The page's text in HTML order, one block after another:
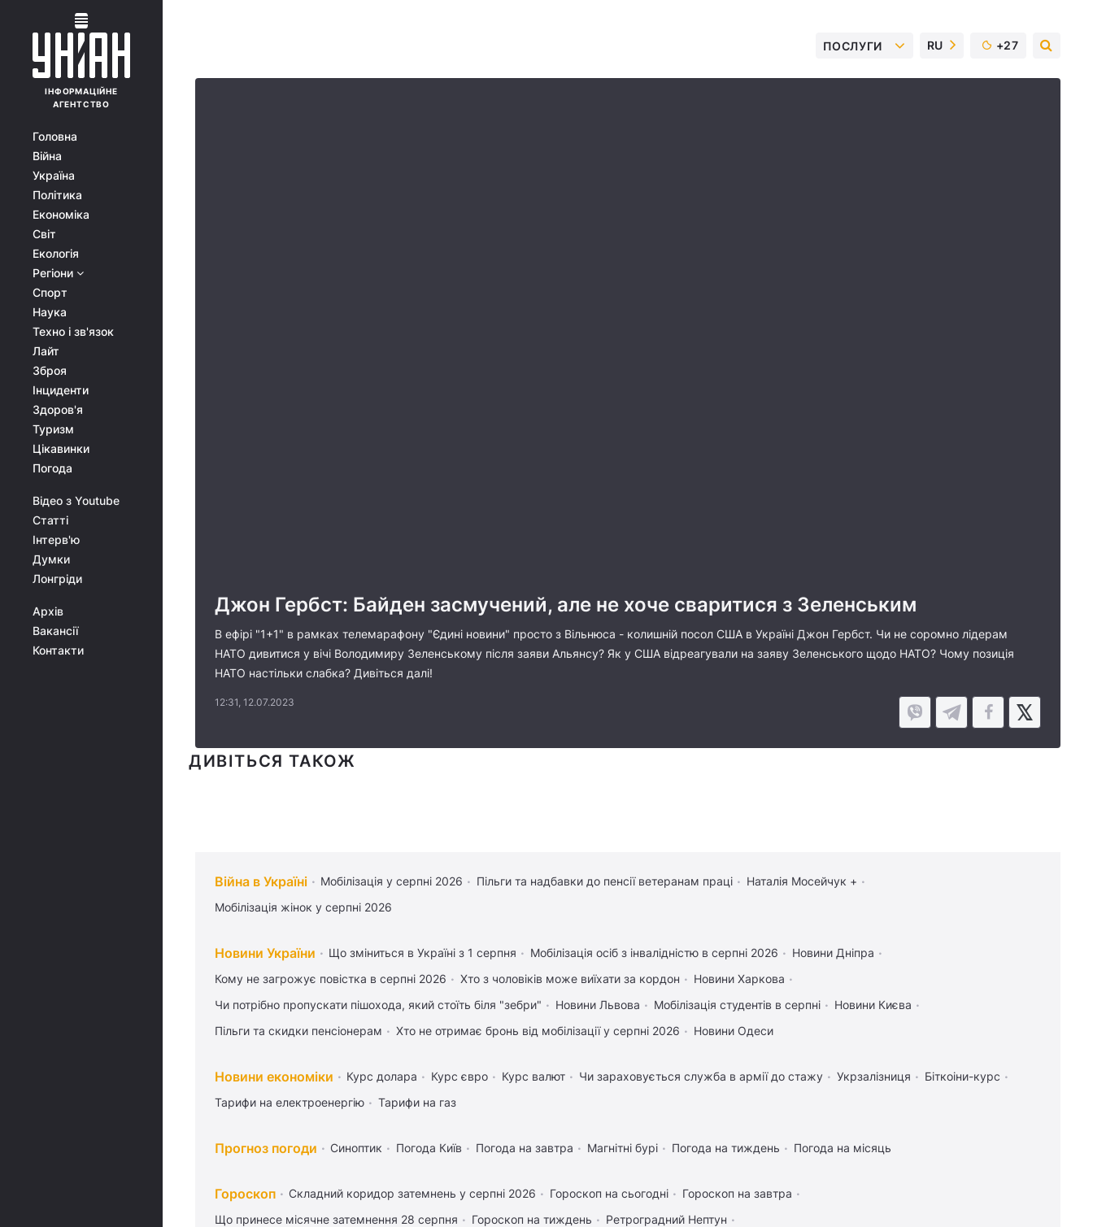
ІНФОРМАЦІЙНЕ
АГЕНТСТВО
Головна
Війна
Україна
Політика
Економіка
Світ
Екологія
Регіони
Спорт
Наука
Техно і зв'язок
Лайт
Зброя
Інциденти
Здоров'я
Туризм
Цікавинки
Погода
Відео з Youtube
Статті
Інтерв'ю
Думки
Лонгріди
Архів
Вакансії
Контакти
ПОСЛУГИ RU +27
Джон Гербст: Байден засмучений, але не хоче сваритися з Зеленським
В ефірі "1+1" в рамках телемарафону "Єдині новини" просто з Вільнюса - колишній посол США в Україні Джон Гербст. Чи не соромно лідерам
НАТО дивитися у вічі Володимиру Зеленському після заяви Альянсу? Як у США відреагували на заяву Зеленського щодо НАТО? Чому позиція
НАТО настільки слабка? Дивіться далі!
12:31, 12.07.2023
ДИВІТЬСЯ ТАКОЖ
Війна в Україні Мобілізація у серпні 2026 Пільги та надбавки до пенсії ветеранам праці
Наталія Мосейчук +
Мобілізація жінок у серпні 2026
Новини України Що зміниться в Україні з 1 серпня Мобілізація осіб з інвалідністю в серпні 2026
Новини Дніпра
Кому не загрожує повістка в серпні 2026
Хто з чоловіків може виїхати за кордон
Новини Харкова
Чи потрібно пропускати пішохода, який стоїть біля "зебри"
Новини Львова Мобілізація студентів в серпні
Новини Києва
Пільги та скидки пенсіонерам
Хто не отримає бронь від мобілізації у серпні 2026 Новини Одеси
Новини економіки Курс долара Курс євро Курс валют Чи зараховується служба в армії до стажу Укрзалізниця
Біткоіни-курс
Тарифи на електроенергію
Тарифи на газ
Прогноз погоди Синоптик Погода Київ Погода на завтра Магнітні бурі Погода на тиждень Погода на місяць
Гороскоп Складний коридор затемнень у серпні 2026 Гороскоп на сьогодні
Гороскоп на завтра
Що принесе місячне затемнення 28 серпня
Гороскоп на тиждень
Ретроградний Нептун